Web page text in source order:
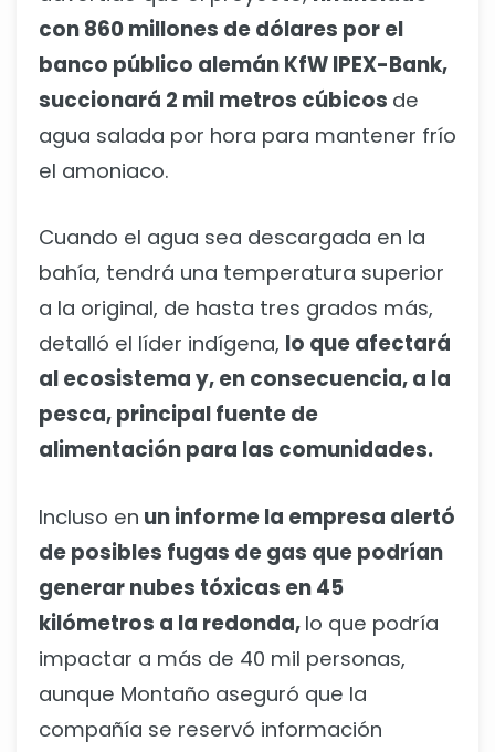
con 860 millones de dólares por el
banco público alemán KfW IPEX-Bank,
succionará 2 mil metros cúbicos de
agua salada por hora para mantener frío
el amoniaco.
Cuando el agua sea descargada en la
bahía, tendrá una temperatura superior
a la original, de hasta tres grados más,
detalló el líder indígena, lo que afectará
al ecosistema y, en consecuencia, a la
pesca, principal fuente de
alimentación para las comunidades.
Incluso en un informe la empresa alertó
de posibles fugas de gas que podrían
generar nubes tóxicas en 45
kilómetros a la redonda, lo que podría
impactar a más de 40 mil personas,
aunque Montaño aseguró que la
compañía se reservó información